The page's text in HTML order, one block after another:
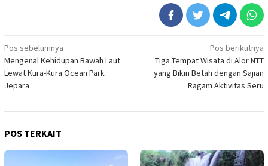
Navigasi
pos
Pos sebelumnya
Mengenal Kehidupan Bawah Laut
Lewat Kura-Kura Ocean Park
Jepara
Pos berikutnya
Tiga Tempat Wisata di Alor NTT
yang Bikin Betah dengan Sajian
Ragam Aktivitas Seru
POS TERKAIT